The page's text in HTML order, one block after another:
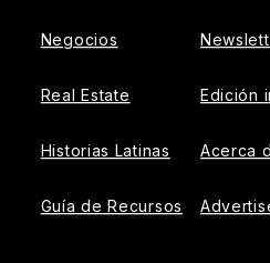
Negocios
Real Estate
Historias Latinas
Guía de Recursos
Edición
Acerca